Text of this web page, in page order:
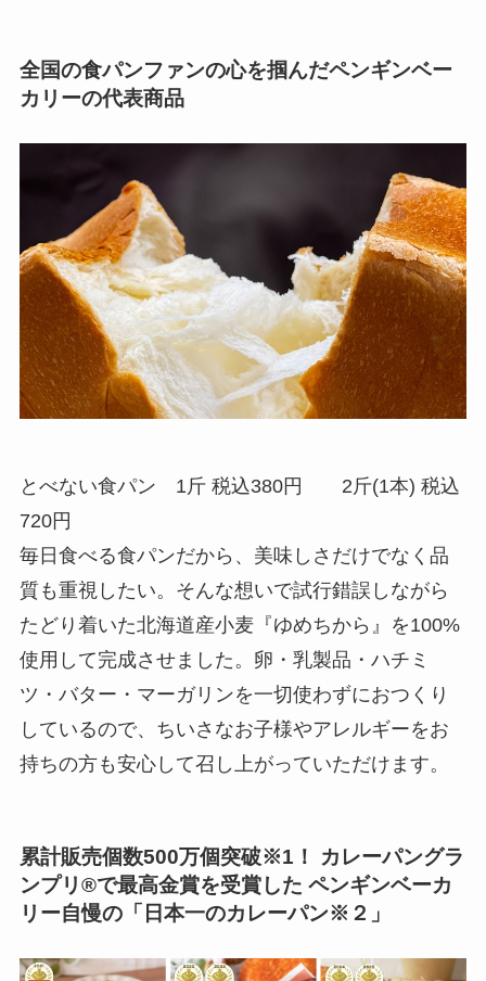
全国の食パンファンの心を掴んだペンギンベー
カリーの代表商品
とべない食パン 1斤 税込380円 2斤(1本) 税込
720円
毎日食べる食パンだから、美味しさだけでなく品
質も重視したい。そんな想いで試行錯誤しながら
たどり着いた北海道産小麦『ゆめちから』を100%
使用して完成させました。卵・乳製品・ハチミ
ツ・バター・マーガリンを一切使わずにおつくり
しているので、ちいさなお子様やアレルギーをお
持ちの方も安心して召し上がっていただけます。
累計販売個数500万個突破※1！ カレーパングラ
ンプリ®で最高金賞を受賞した ペンギンベーカ
リー自慢の「日本一のカレーパン※２」